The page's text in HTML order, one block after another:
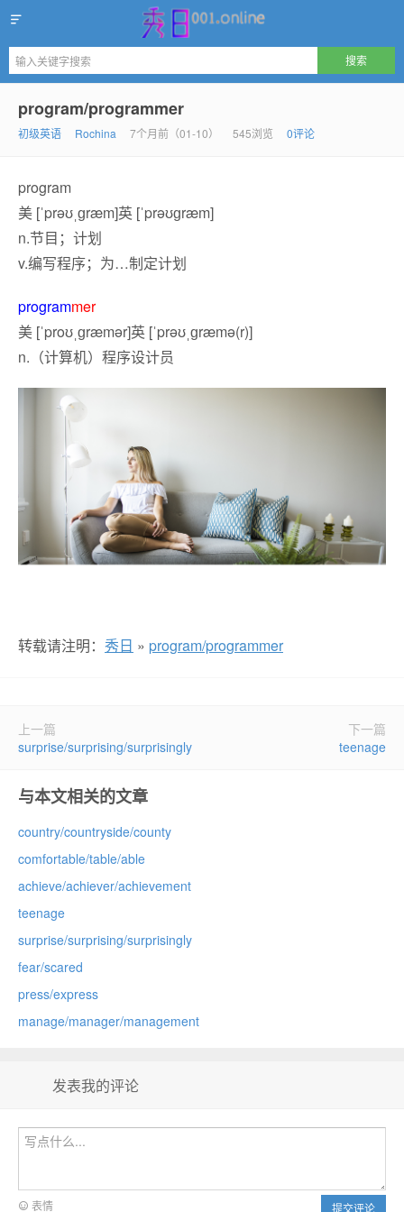
program/programmer
初级英语 Rochina 7个月前（01-10） 545浏览 0评论
program
美 [ˈprəʊˌɡræm]英 [ˈprəʊɡræm]
n.节目；计划
v.编写程序；为…制定计划
programmer
美 [ˈproʊˌɡræmər]英 [ˈprəʊˌɡræmə(r)]
n. （计算机）程序设计员
转载请注明： 秀日 » program/programmer
上一篇
surprise/surprising/surprisingly
下一篇
teenage
与本文相关的文章
country/countryside/county
comfortable/table/able
achieve/achiever/achievement
teenage
surprise/surprising/surprisingly
fear/scared
press/express
manage/manager/management
发表我的评论
提交评论
表情